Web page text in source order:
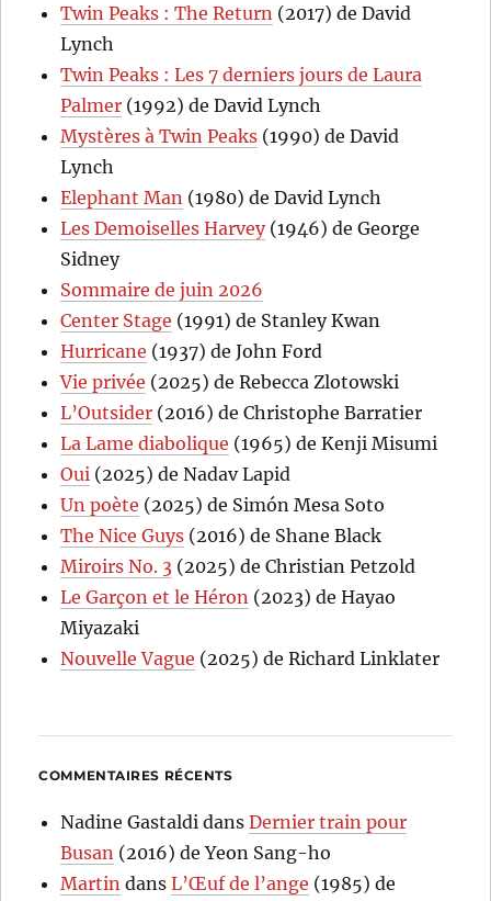
Twin Peaks : The Return (2017) de David
Lynch
Twin Peaks : Les 7 derniers jours de Laura
Palmer (1992) de David Lynch
Mystères à Twin Peaks (1990) de David
Lynch
Elephant Man (1980) de David Lynch
Les Demoiselles Harvey(1946) de George
Sidney
Sommaire de juin 2026
Center Stage (1991) de Stanley Kwan
Hurricane (1937) de John Ford
Vie privée (2025) de Rebecca Zlotowski
L’Outsider (2016) de Christophe Barratier
La Lame diabolique (1965) de Kenji Misumi
Oui (2025) de Nadav Lapid
Un poète (2025) de Simón Mesa Soto
The Nice Guys (2016) de Shane Black
Miroirs No. 3 (2025) de Christian Petzold
Le Garçon et le Héron (2023) de Hayao
Miyazaki
Nouvelle Vague (2025) de Richard Linklater
COMMENTAIRES RÉCENTS
Nadine Gastaldi dansDernier train pour
Busan (2016) de Yeon Sang-ho
Martin dansL’Œuf de l’ange (1985) de